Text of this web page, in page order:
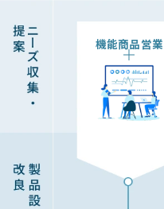
機能商品営業